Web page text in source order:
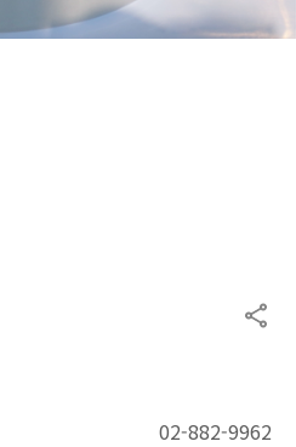
02-882-9962